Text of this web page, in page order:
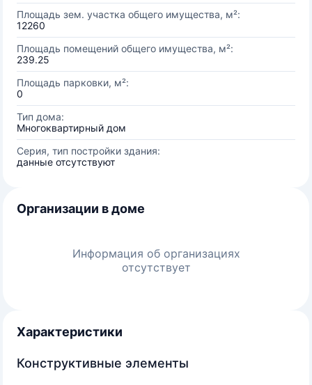
Площадь зем. участка общего имущества, м²:
12260
Площадь помещений общего имущества, м²:
239.25
Площадь парковки, м²:
0
Тип дома:
Многоквартирный дом
Серия, тип постройки здания:
данные отсутствуют
Организации в доме
Информация об организациях
отсутствует
Характеристики
Конструктивные элементы